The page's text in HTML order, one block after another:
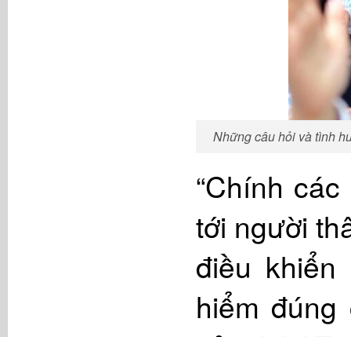
Những câu hỏi và tình
“Chính
tới người
điều
hiểm